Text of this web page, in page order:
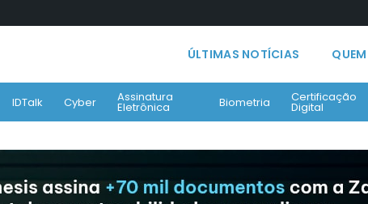
ÚLTIMAS NOTÍCIAS
IDTalk Cyber Assinatura
Eletrônica Biometria Certificação
Digital